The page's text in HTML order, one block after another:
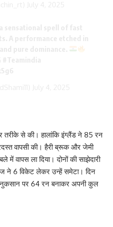
तरीके से की। हालांकि इंग्लैंड ने 85 रन
वापसी की। हैरी ब्रूक और जेमी
वापस ला दिया। दोनों की साझेदारी
ने 6 विकेट लेकर उन्हें समेटा। दिन
पर 64 रन बनाकर अपनी कुल